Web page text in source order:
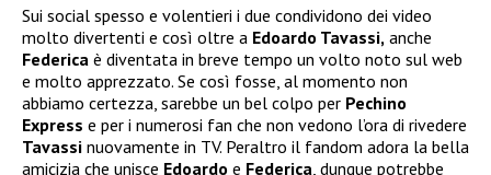
Sui social spesso e volentieri i due condividono dei video
molto divertenti e così oltre a Edoardo Tavassi, anche
Federica è diventata in breve tempo un volto noto sul web
e molto apprezzato. Se così fosse, al momento non
abbiamo certezza, sarebbe un bel colpo per Pechino
Express e per i numerosi fan che non vedono l’ora di rivedere
Tavassi nuovamente in TV. Peraltro il fandom adora la bella
amicizia che unisce Edoardo e Federica , dunque potrebbe